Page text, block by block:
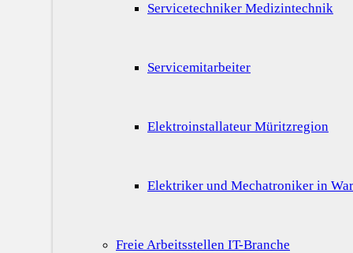
Servicetechniker Medizintechnik
Servicemitarbeiter
Elektroinstallateur Müritzregion
Elektriker und Mechatroniker in
Freie Arbeitsstellen IT-Branche